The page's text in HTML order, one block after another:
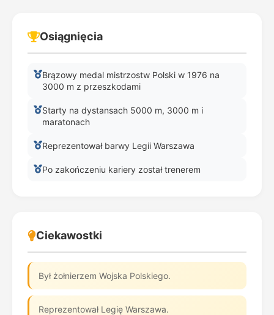
Osiągnięcia
Brązowy medal mistrzostw Polski w 1976 na
3000 m z przeszkodami
Starty na dystansach 5000 m, 3000 m i
maratonach
Reprezentował barwy Legii Warszawa
Po zakończeniu kariery został trenerem
Ciekawostki
Był żołnierzem Wojska Polskiego.
Reprezentował Legię Warszawa.